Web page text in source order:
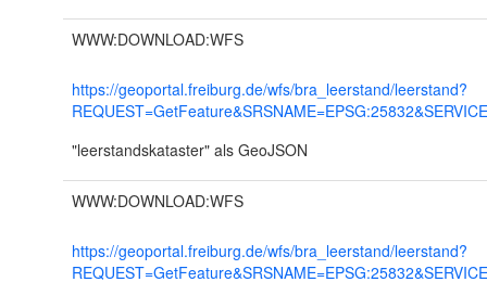
WWW:DOWNLOAD:WFS
https://geoportal.freiburg.de/wfs/bra_leerstand/leerstand?
"leerstandskataster" als GeoJSON
WWW:DOWNLOAD:WFS
https://geoportal.freiburg.de/wfs/bra_leerstand/leerstand?